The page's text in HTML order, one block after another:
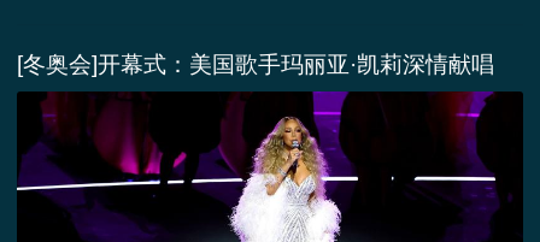
[冬奥会]开幕式：美国歌手玛丽亚·凯莉深情献唱